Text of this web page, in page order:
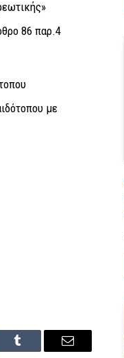
86 παρ.4
με
Tumblr Email